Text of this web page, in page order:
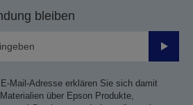
bleiben
Mail-Adresse erklären Sie sich damit
über Epson Produkte,